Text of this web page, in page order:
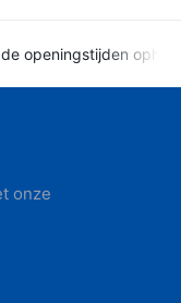
openingstijden
onze